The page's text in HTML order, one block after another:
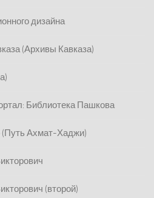
дизайна
(Архивы Кавказа)
Библиотека Пашкова
(Путь Ахмат-Хаджи)
(второй)